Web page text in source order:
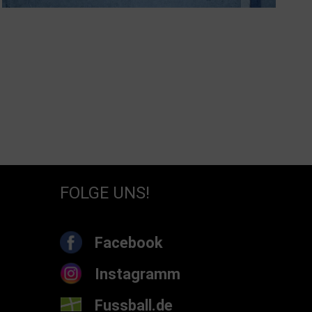
FOLGE UNS!
Facebook
Instagramm
Fussball.de